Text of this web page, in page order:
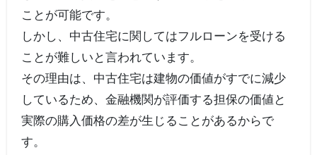
ことが可能です。
しかし、中古住宅に関してはフルローンを受ける
ことが難しいと言われています。
その理由は、中古住宅は建物の価値がすでに減少
しているため、金融機関が評価する担保の価値と
実際の購入価格の差が生じることがあるからで
す。